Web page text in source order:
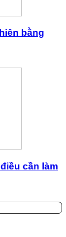
bằng
cần làm